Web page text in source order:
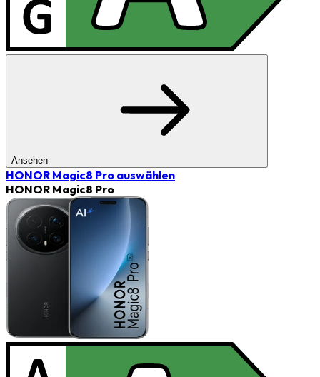
Ansehen
HONOR Magic8 Pro auswählen
HONOR Magic8 Pro